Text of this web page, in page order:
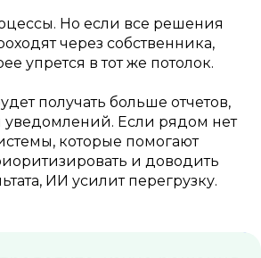
Но если все решения
через собственника,
упрется в тот же потолок.
получать больше отчетов,
уведомлений. Если рядом нет
которые помогают
и доводить
ИИ усилит перегрузку.